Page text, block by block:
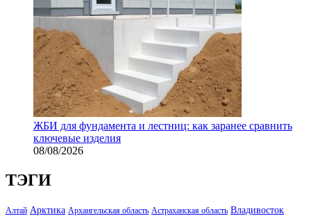
ЖБИ для фундамента и лестниц: как заранее сравнить
ключевые изделия
08/08/2026
ТЭГИ
Алтай Арктика Архангельская область Астраханская область Владивосток